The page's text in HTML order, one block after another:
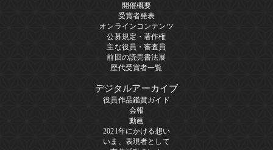
開催概要
受賞者発表
オンラインコンテンツ
公募規定・著作権
主な役員・審査員
前回の読売書法展
歴代受賞者一覧
デジタルアーカイブ
役員作品鑑賞ガイド
会報
動画
2021年にかける想い
いま、表現者として